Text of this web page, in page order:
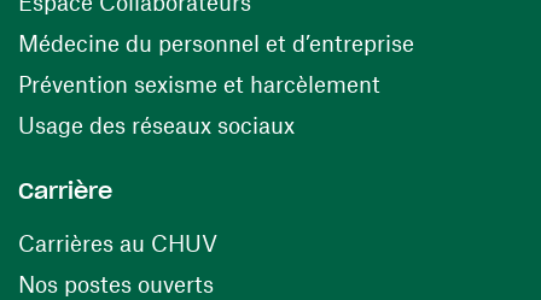
Médecine du personnel et d’entreprise
Prévention sexisme et harcèlement
Usage des réseaux sociaux(ouvre une nouvelle
Carrière
Carrières au CHUV(ouvre une nouvelle fenêtre)
Nos postes ouverts(ouvre une nouvelle fenêtre)